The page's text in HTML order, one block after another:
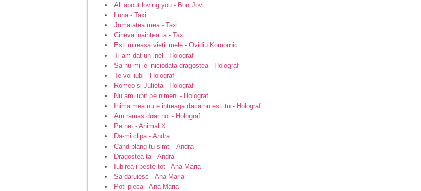
All about loving you - Bon Jovi
Luna - Taxi
Jumatatea mea - Taxi
Cineva inaintea ta - Taxi
Esti mireasa vietii mele - Ovidiu Komornic
Ti-am dat un inel - Holograf
Sa nu-mi iei niciodata dragostea - Holograf
Te voi iubi - Holograf
Romeo si Julieta - Holograf
Nu am iubit pe nimeni - Holograf
Inima mea nu e intreaga daca nu esti tu - Holograf
Am ramas doar noi - Holograf
Pe net - Animal X
Da-mi clipa - Andra
Cand plang tu simti - Andra
Dragostea ta - Andra
Iubirea-i peste tot - Ana Maria
Sa daruiesc - Ana Maria
Poti pleca - Ana Maria